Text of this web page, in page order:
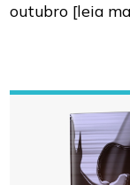
outubro [leia